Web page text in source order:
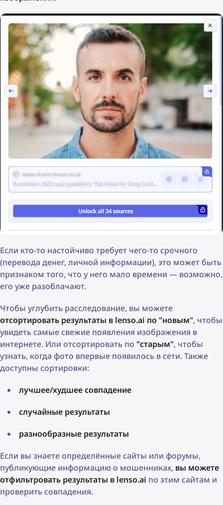
Если кто-то настойчиво требует чего-то срочного
(перевода денег, личной информации), это может быть
признаком того, что у него мало времени — возможно,
его уже разоблачают.
Чтобы углубить расследование, вы можете
отсортировать результаты в lenso.ai по "новым", чтобы
увидеть самые свежие появления изображения в
интернете. Или отсортировать по "старым", чтобы
узнать, когда фото впервые появилось в сети. Также
доступны сортировки:
лучшее/худшее совпадение
случайные результаты
разнообразные результаты
Если вы знаете определённые сайты или форумы,
публикующие информацию о мошенниках, вы можете
отфильтровать результаты в lenso.ai по этим сайтам и
проверить совпадения.